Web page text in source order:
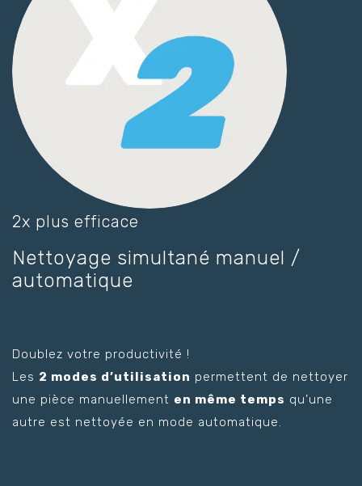
2x plus efficace
Nettoyage simultané manuel /
automatique
Doublez votre productivité !
Les 2 modes d’utilisation permettent de nettoyer
une pièce manuellement en même temps qu’une
autre est nettoyée en mode automatique.